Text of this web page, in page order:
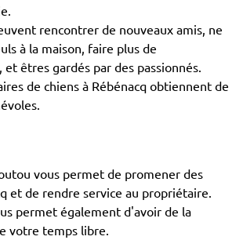
rencontrer de nouveaux amis, ne
à la maison, faire plus de
et êtres gardés par des passionnés.
de chiens à Rébénacq obtiennent de
vous permet de promener des
et de rendre service au propriétaire.
permet également d'avoir de la
votre temps libre.